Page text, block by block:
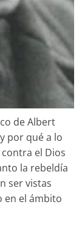
de Albert
por qué a lo
el Dios
la rebeldía
ser vistas
en el ámbito